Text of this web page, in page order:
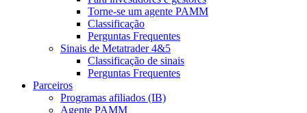
Torne-se um agente PAMM
Classificação
Perguntas Frequentes
Sinais de Metatrader 4&5
Classificação de sinais
Perguntas Frequentes
Parceiros
Programas afiliados (IB)
Agente PAMM